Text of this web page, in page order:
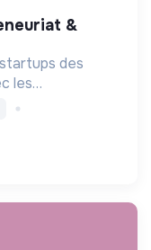
des
les
angels,